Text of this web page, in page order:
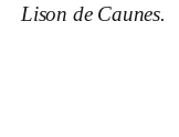
Lison de Caunes.